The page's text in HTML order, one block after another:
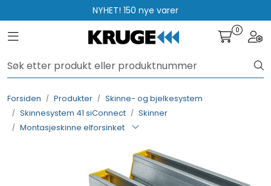
Skip to main contentNYHET! 150 nye varer
Toggle navigation 0
Forsiden Produkter
Skinne- og bjelkesystem
Skinnesystem 41 siConnect
Skinner
Montasjeskinne elforsinket
Rådgivning